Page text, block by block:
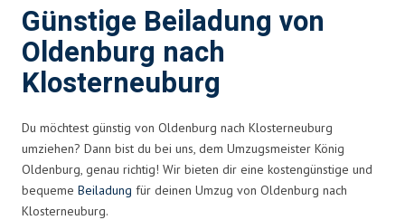
Günstige Beiladung von
Oldenburg nach
Klosterneuburg
Du möchtest günstig von Oldenburg nach Klosterneuburg
umziehen? Dann bist du bei uns, dem Umzugsmeister König
Oldenburg, genau richtig! Wir bieten dir eine kostengünstige und
bequeme Beiladung für deinen Umzug von Oldenburg nach
Klosterneuburg.